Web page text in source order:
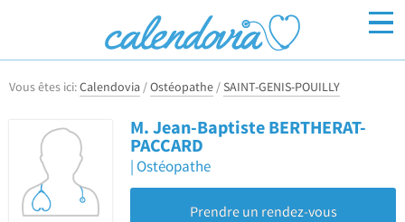
Inscrivez-vous Connexion
Vous êtes ici:Calendovia/Ostéopathe/SAINT-GENIS-POUILLY
M. Jean-Baptiste BERTHERAT-
PACCARD
Ostéopathe
Prendre un rendez-vous